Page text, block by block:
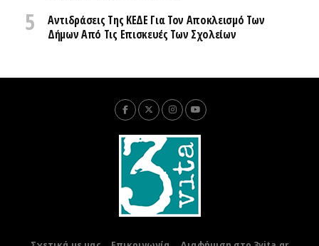
Αντιδράσεις Της ΚΕΔΕ Για Τον Αποκλεισμό Των
Δήμων Από Τις Επισκευές Των Σχολείων